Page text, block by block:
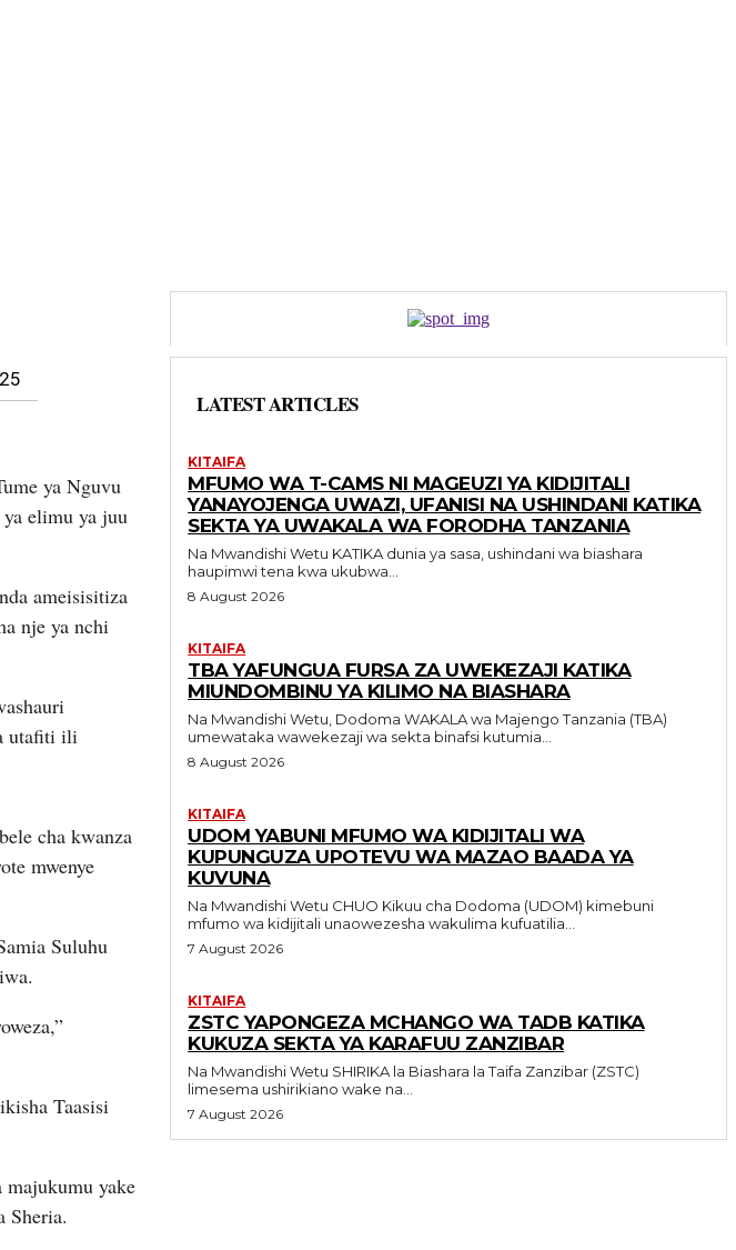
ya Nguvu
elimu ya juu
ameisisitiza
nje ya nchi
utafiti ili
cha kwanza
mwenye
Suluhu
Taasisi
yake
Sheria.
LATEST ARTICLES
KITAIFA
MFUMO WA T-CAMS NI MAGEUZI YA KIDIJITALI
YANAYOJENGA UWAZI, UFANISI NA USHINDANI KATIKA
SEKTA YA UWAKALA WA FORODHA TANZANIA
Na Mwandishi Wetu KATIKA dunia ya sasa, ushindani wa biashara
haupimwi tena kwa ukubwa...
8 August 2026
KITAIFA
TBA YAFUNGUA FURSA ZA UWEKEZAJI KATIKA
MIUNDOMBINU YA KILIMO NA BIASHARA
Na Mwandishi Wetu, Dodoma WAKALA wa Majengo Tanzania (TBA)
umewataka wawekezaji wa sekta binafsi kutumia...
8 August 2026
KITAIFA
UDOM YABUNI MFUMO WA KIDIJITALI WA
KUPUNGUZA UPOTEVU WA MAZAO BAADA YA
KUVUNA
Na Mwandishi Wetu CHUO Kikuu cha Dodoma (UDOM) kimebuni
mfumo wa kidijitali unaowezesha wakulima kufuatilia...
7 August 2026
KITAIFA
ZSTC YAPONGEZA MCHANGO WA TADB KATIKA
KUKUZA SEKTA YA KARAFUU ZANZIBAR
Na Mwandishi Wetu SHIRIKA la Biashara la Taifa Zanzibar (ZSTC)
limesema ushirikiano wake na...
7 August 2026